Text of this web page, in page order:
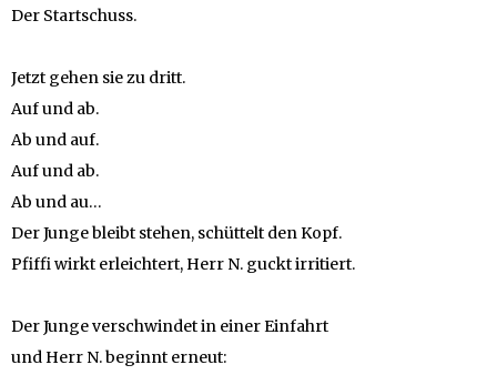
Der Startschuss.
Jetzt gehen sie zu dritt.
Auf und ab.
Ab und auf.
Auf und ab.
Ab und au…
Der Junge bleibt stehen, schüttelt den Kopf.
Pfiffi wirkt erleichtert, Herr N. guckt irritiert.
Der Junge verschwindet in einer Einfahrt
und Herr N. beginnt erneut: